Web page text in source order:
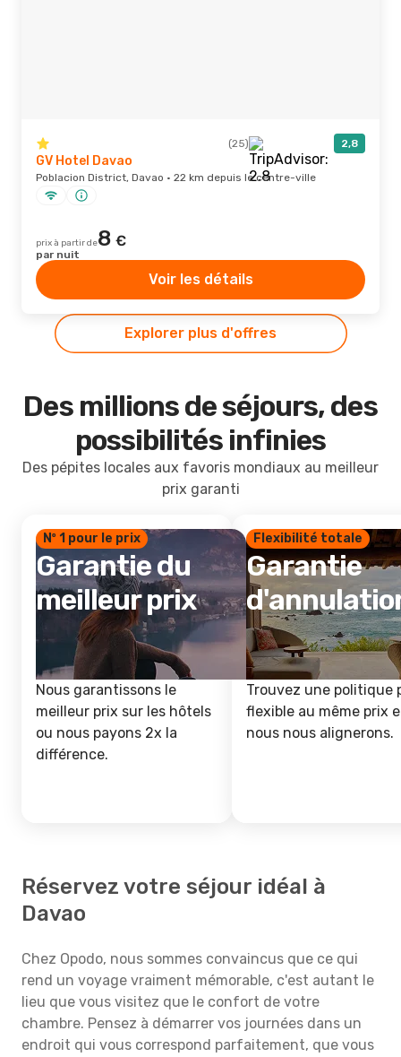
(25) 2,8
GV Hotel Davao
Poblacion District, Davao · 22 km depuis le centre-ville
prix à partir de8 €
par nuit
Voir les détails
Explorer plus d'offres
Des millions de séjours, des
possibilités infinies
Des pépites locales aux favoris mondiaux au meilleur
prix garanti
Nº 1 pour le prix
Garantie du
meilleur prix
Nous garantissons le
meilleur prix sur les hôtels
ou nous payons 2x la
différence.
Flexibilité totale
Garantie
Trouvez une politique
flexible au même prix
nous nous alignerons.
Réservez votre séjour idéal à
Davao
Chez Opodo, nous sommes convaincus que ce qui
rend un voyage vraiment mémorable, c'est autant le
lieu que vous visitez que le confort de votre
chambre. Pensez à démarrer vos journées dans un
endroit qui vous correspond parfaitement, que vous